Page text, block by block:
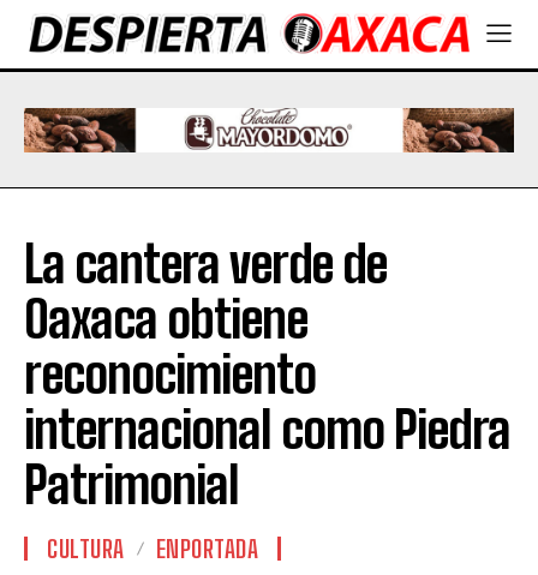
La cantera verde de
Oaxaca obtiene
reconocimiento
internacional como Piedra
Patrimonial
CULTURA ENPORTADA